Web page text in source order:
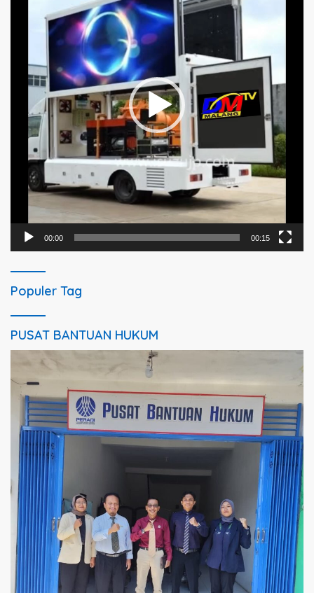
00:00 00:15
Populer Tag
PUSAT BANTUAN HUKUM